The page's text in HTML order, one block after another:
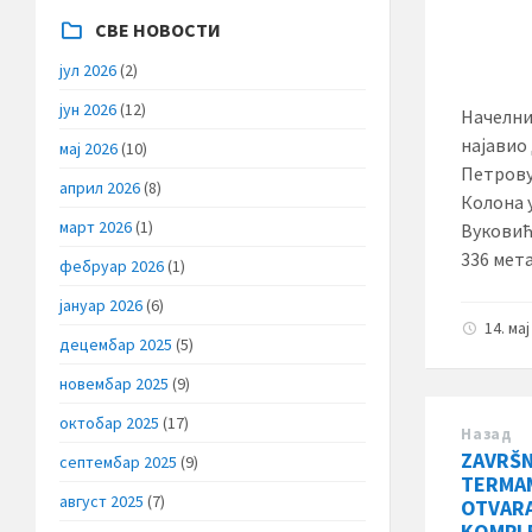
Колона
336
14.
Назад
СВЕ НОВОСТИ
јул 2026(2)
јун 2026(12)
мај 2026(10)
април 2026(8)
март 2026(1)
фебруар 2026(1)
јануар 2026(6)
децембар 2025 (5)
новембар 2025 (9)
октобар 2025 (17)
септембар 2025 (9)
август 2025 (7)